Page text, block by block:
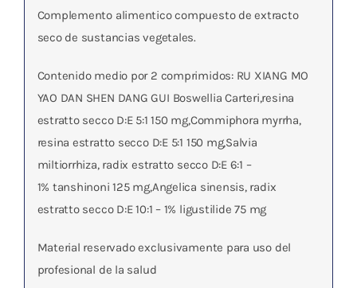
Complemento alimentico compuesto de extracto
seco de sustancias vegetales.
Contenido medio por 2 comprimidos: RU XIANG MO
YAO DAN SHEN DANG GUI Boswellia Carteri,resina
estratto secco D:E 5:1 150 mg,Commiphora myrrha,
resina estratto secco D:E 5:1 150 mg,Salvia
miltiorrhiza, radix estratto secco D:E 6:1 –
1% tanshinoni 125 mg,Angelica sinensis, radix
estratto secco D:E 10:1 – 1% ligustilide 75 mg
Material reservado exclusivamente para uso del
profesional de la salud